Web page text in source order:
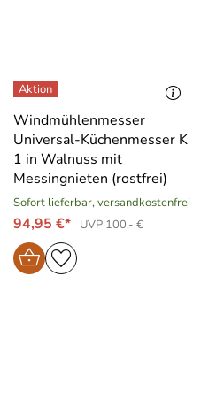
Windmühlenmesser
Universal-Küchenmesser K
1 in Walnuss mit
Messingnieten (rostfrei)
Sofort lieferbar, versandkostenfrei
94,95 €* UVP 100,- €